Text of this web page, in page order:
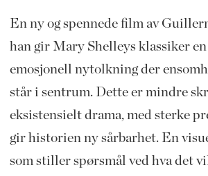
En ny og spennede film av
han gir Mary Shelleys klassiker
emosjonell nytolkning der
står i sentrum. Dette er mindre
eksistensielt drama, med sterke
gir historien ny sårbarhet. En
som stiller spørsmål ved hva det